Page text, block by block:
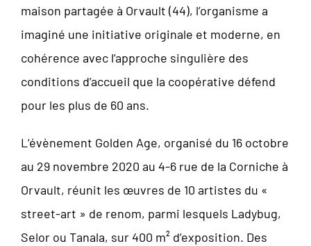
maison partagée à Orvault (44), l’organisme a
imaginé une initiative originale et moderne, en
cohérence avec l’approche singulière des
conditions d’accueil que la coopérative défend
pour les plus de 60 ans.
L’évènement Golden Age, organisé du 16 octobre
au 29 novembre 2020 au 4-6 rue de la Corniche à
Orvault, réunit les œuvres de 10 artistes du «
street-art » de renom, parmi lesquels Ladybug,
Selor ou Tanala, sur 400 m² d’exposition. Des